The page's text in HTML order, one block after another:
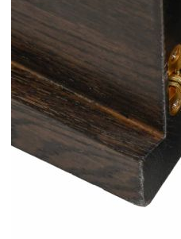
Макс. товароносимост с основна
опора:
Купи на изплащане
Credit calculator
Плот за баня тъмнокафяв
масивно дърво
Please select credit institution
Цена на продукта: €68.00
Extraction of information
Предоставената таблица е
Добавете продукта в
количката" и при поръчка